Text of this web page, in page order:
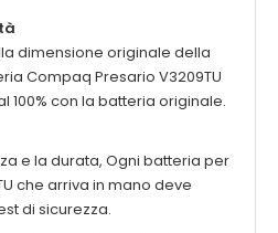
dimensione originale della
Compaq Presario V3209TU
100% con la batteria originale.
e la durata, Ogni batteria per
che arriva in mano deve
di sicurezza.